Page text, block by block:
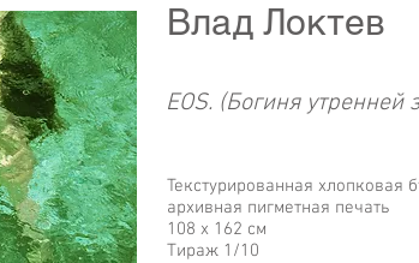
Влад Локтев
EOS. (Богиня утренней
Текстурированная хлопковая
архивная пигметная печать
108 х 162 см
Тираж 1/10